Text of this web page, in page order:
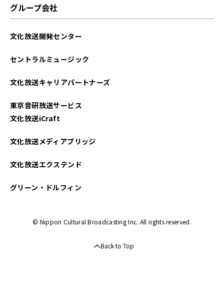
グループ会社
文化放送開発センター
セントラルミュージック
文化放送キャリアパートナーズ
東京音研放送サービス
文化放送iCraft
文化放送メディアブリッジ
文化放送エクステンド
グリーン・ドルフィン
© Nippon Cultural Broadcasting Inc. All rights reserved.
Back to Top